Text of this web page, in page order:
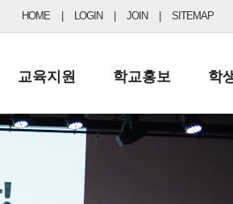
HOME LOGIN JOIN SITEMAP
교육지원
행정실
학교운영위원회
학교홍보
보도자료
학